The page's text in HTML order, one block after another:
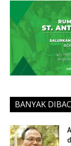
BANYAK